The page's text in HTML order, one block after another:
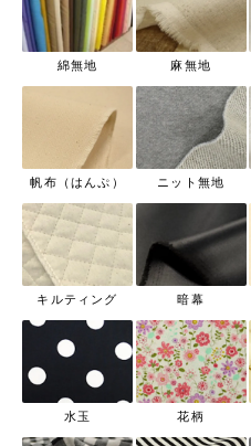
綿無地 麻無地
帆布（はんぷ） ニット無地
キルティング 暗幕
水玉 花柄